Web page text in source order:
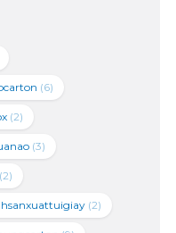
(6)
(2)
(3)
(2)